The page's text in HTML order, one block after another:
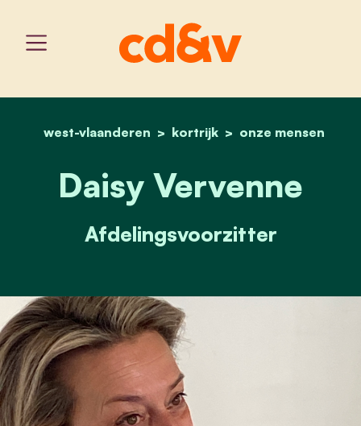
home
west-vlaanderen kortrijk onze mensen
daisy vervenne
Daisy Vervenne
Afdelingsvoorzitter